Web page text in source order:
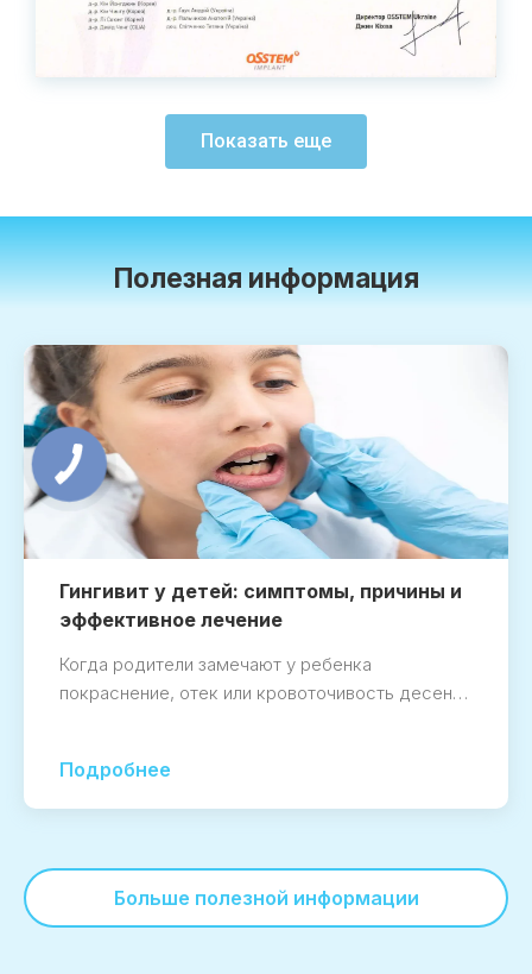
Показать еще
Полезная информация
Гингивит у детей: симптомы, причины и
эффективное лечение
Когда родители замечают у ребенка
покраснение, отек или кровоточивость десен…
Подробнее
Больше полезной информации